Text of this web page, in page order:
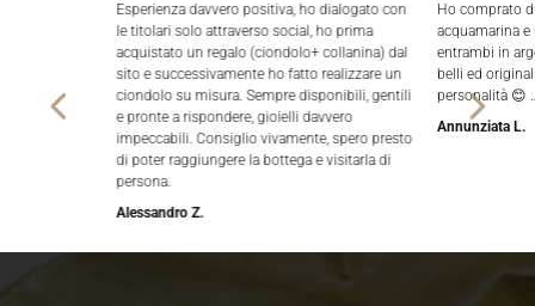
Esperienza davvero positiva, ho dialogato con
le titolari solo attraverso social, ho prima
acquistato un regalo (ciondolo+ collanina) dal
sito e successivamente ho fatto realizzare un
ciondolo su misura. Sempre disponibili, gentili
e pronte a rispondere, gioielli davvero
impeccabili. Consiglio vivamente, spero presto
di poter raggiungere la bottega e visitarla di
persona.
Alessandro Z.
Ho comprato
acquamarina
entrambi in
belli ed
personalità 😊
Annunziata L.